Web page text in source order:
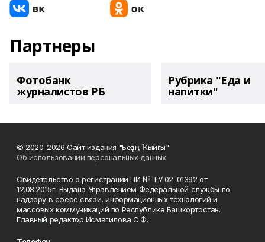
Партнеры
Фотобанк
журналистов РБ
Рубрика "Еда и
напитки"
© 2020-2026 Сайт издания "Беҙҙең Ҡыйғы"
Об использовании персональных данных
Свидетельство о регистрации ПИ № ТУ 02-01392 от
12.08.2015г. Выдана Управлением Федеральной службы по
надзору в сфере связи, информационных технологий и
массовых коммуникаций по Республике Башкортостан.
Главный редактор Исмагилова С.Ф.